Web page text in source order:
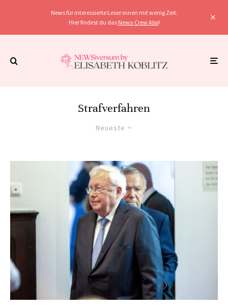
News für interessierte Leser:innen mit wenig Zeit.
Hier findest du das News-Crew Abo!
Strafverfahren
Neueste